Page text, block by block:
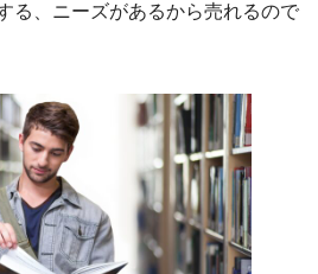
る、ニーズがあるから売れるので